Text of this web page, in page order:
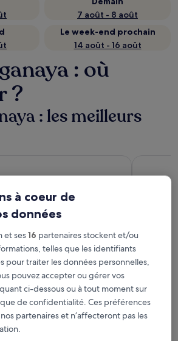
7 août - 8 août
Le week-end prochain
14 août - 16 août
: où
?
: les meilleurs
Village Hotel
out
of
5
à coeur de
données
et ses16 partenaires stockent et/ou
telles que les identifiants
pour traiter les données personnelles,
pouvez accepter ou gérer vos
ci-dessous ou à tout moment sur
de confidentialité. Ces préférences
partenaires et n’affecteront pas les